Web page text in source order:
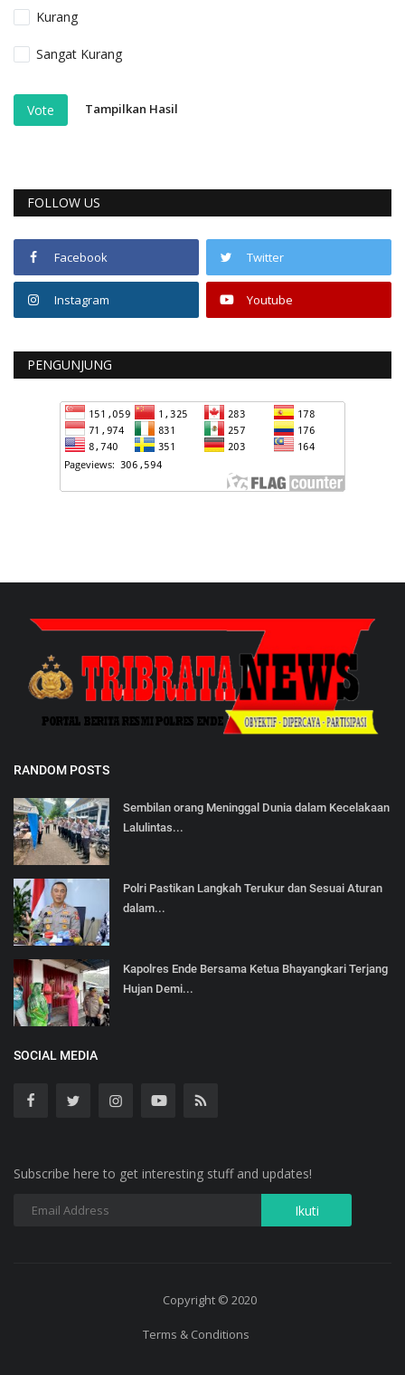
Kurang
Sangat Kurang
Vote Tampilkan Hasil
FOLLOW US
Facebook Twitter
Instagram Youtube
PENGUNJUNG
RANDOM POSTS
Sembilan orang Meninggal Dunia dalam Kecelakaan
Lalulintas...
Polri Pastikan Langkah Terukur dan Sesuai Aturan
dalam...
Kapolres Ende Bersama Ketua Bhayangkari Terjang
Hujan Demi...
SOCIAL MEDIA
Subscribe here to get interesting stuff and updates!
Copyright © 2020
Terms & Conditions